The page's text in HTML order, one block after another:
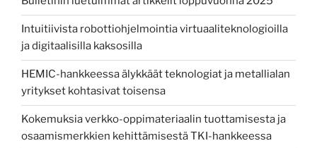
Intuitiivista robottiohjelmointia virtuaaliteknologioilla
ja digitaalisilla kaksosilla
HEMIC-hankkeessa älykkäät teknologiat ja metallialan
yritykset kohtasivat toisensa
Kokemuksia verkko-oppimateriaalin tuottamisesta ja
osaamismerkkien kehittämisestä TKI-hankkeessa